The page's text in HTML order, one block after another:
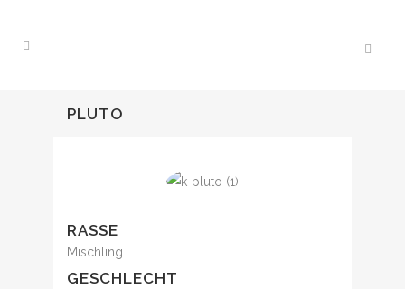
PLUTO
RASSE
Mischling
GESCHLECHT